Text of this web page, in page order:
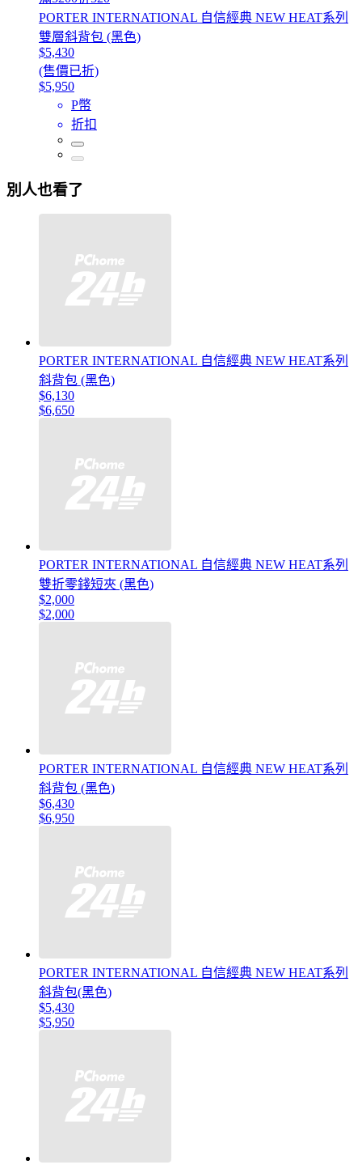
PORTER INTERNATIONAL 自信經典 NEW HEAT系列
雙層斜背包 (黑色)
$5,430
(售價已折)
$5,950
P幣
折扣
別人也看了
PORTER INTERNATIONAL 自信經典 NEW HEAT系列
斜背包 (黑色)
$6,130
$6,650
PORTER INTERNATIONAL 自信經典 NEW HEAT系列
雙折零錢短夾 (黑色)
$2,000
$2,000
PORTER INTERNATIONAL 自信經典 NEW HEAT系列
斜背包 (黑色)
$6,430
$6,950
PORTER INTERNATIONAL 自信經典 NEW HEAT系列
斜背包(黑色)
$5,430
$5,950